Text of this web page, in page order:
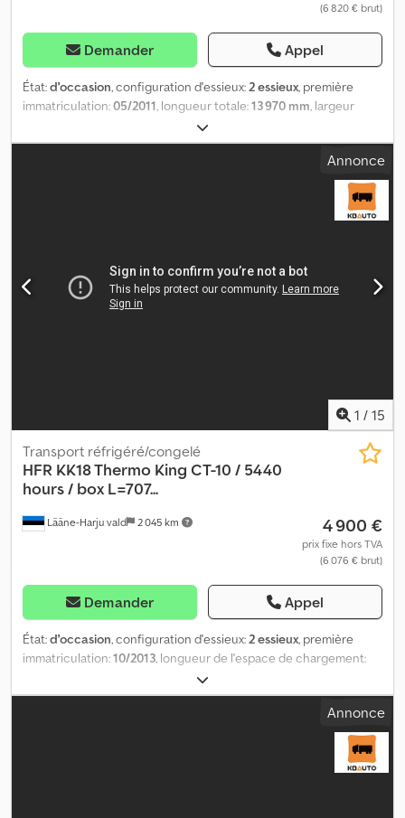
(6 820 € brut)
Demander Appel
État:d'occasion, configuration d'essieux:2 essieux, première
immatriculation:05/2011, longueur totale:13 970 mm, largeur
, hauteur totale:4 150 mm
de construction:2011, Informations complémentaires : Marque :
HFR Modèle : SK 20 Structure : caisse frigorifique (Thermoking
SLX Spectrum – 15 919 heures / dimensions de la caisse L=13 482
mm / l=2 510 mm / h=2 649 mm) Année : 05.2011 VIN : ...5HF1035
Suspension : pneumatique Freins : tambours Dimensions : L/l/h :
tambour Direction : Essieu directeur = Informations
complémentaires = Suspension : suspension pneumatique Essieu
arrière : directeur Poids à vide : 11 160 kg Capacité de charge :
Annonce
1 / 15
Lääne-Harju vald 2 045 km
Transport réfrigéré/congelé
HFR KK18 Thermo King CT-10 / 5440
hours / box L=707...
4 900 €
prix fixe hors TVA
(6 076 € brut)
Demander Appel
État:d'occasion, configuration d'essieux:2 essieux, première
immatriculation:10/2013, longueur de l'espace de chargement:
, largeur de l’espace de chargement:
de l'espace de chargement:2 800 mm, longueur totale:9 240
,
, Équipement:ABS,
, = Options et accessoires supplémentaires = -
EBS = Remarques = Informations supplémentaires : Marque : HFR
Annonce